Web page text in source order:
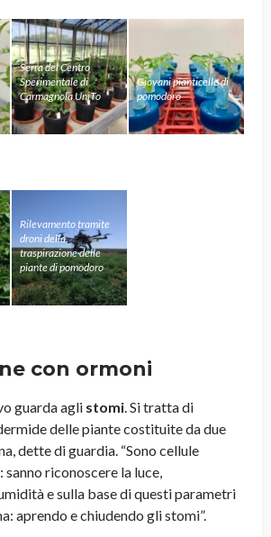
Serra del Centro
Sperimentale di
Carmagnola UniTo
Giovani pianticelle di
pomodoro
Rilevamento tramite
droni della
traspirazione delle
piante di pomodoro
con ormoni
guarda agli stomi. Si tratta di
delle piante costituite da due
dette di guardia. “Sono cellule
riconoscere la luce,
e sulla base di questi parametri
aprendo e chiudendo gli stomi”.